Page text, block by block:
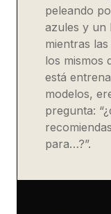
peleando
azules y un
mientras
los mismos
está
modelos,
pregunta:
para…?”.